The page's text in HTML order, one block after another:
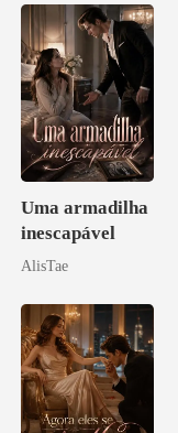
Uma armadilha
inescapável
AlisTae